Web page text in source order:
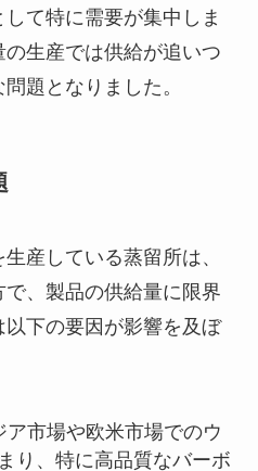
て特に需要が集中しま
生産では供給が追いつ
題となりました。
産している蒸留所は、
、製品の供給量に限界
下の要因が影響を及ぼ
ア市場や欧米市場でのウ
り、特に高品質なバーボ